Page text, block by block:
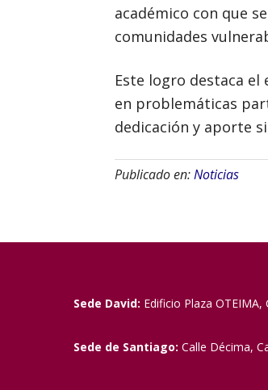
académico con que
comunidades
Este logro destaca
en problemáticas
dedicación y aporte
Publicado en:Noticias
Sede David: Edificio Plaza
Sede de Santiago: Calle Décima,